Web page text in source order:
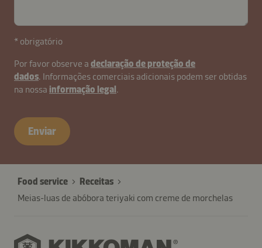
* obrigatório
Por favor observe a declaração de proteção de
dados. Informações comerciais adicionais podem ser obtidas
na nossa informação legal.
Enviar
Food service
Receitas
Meias-luas de abóbora teriyaki com creme de morchelas